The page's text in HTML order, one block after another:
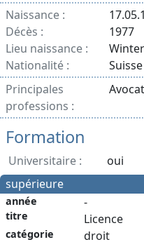
Naissance :
Décès :
1977
Lieu naissance :
Nationalité :
Suisse
Principales
professions :
Formation
Universitaire :
oui
supérieure
année
titre
catégorie
-
Licence
droit